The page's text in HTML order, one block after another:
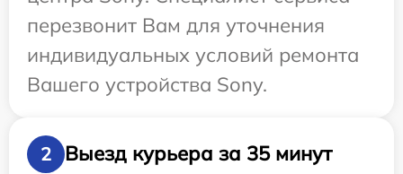
перезвонит Вам для уточнения
индивидуальных условий ремонта
Вашего устройства Sony.
2
Выезд курьера за 35 минут